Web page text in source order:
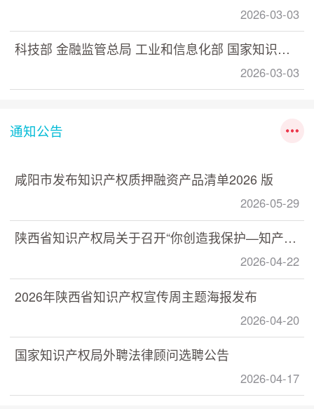
2026-03-03
科技部 金融监管总局 工业和信息化部 国家知识产权局印发《关于加快推动科技保险高质量发展 有力支撑高水平科技自立自强的若干意见》的通知
2026-03-03
通知公告
咸阳市发布知识产权质押融资产品清单2026 版
2026-05-29
陕西省知识产权局关于召开“你创造我保护—知产助力 数据赋能” 数据知识产权政策宣讲培训活动的通知
2026-04-22
2026年陕西省知识产权宣传周主题海报发布
2026-04-20
国家知识产权局外聘法律顾问选聘公告
2026-04-17